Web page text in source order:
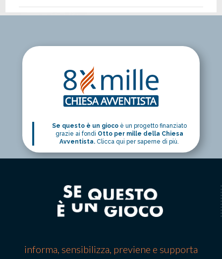
Se questo è un giocoè un progetto finanziato
grazie ai fondi Otto per mille della Chiesa
Avventista.Clicca qui per saperne di più.
informa, sensibilizza, previene e supporta